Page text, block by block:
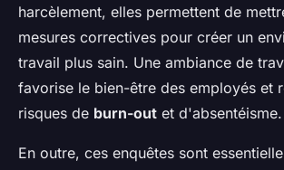
harcèlement, elles permettent de
mesures correctives pour créer un
travail plus sain. Une ambiance de
favorise le bien-être des employés et
risques de burn-out et d'absentéisme.
En outre, ces enquêtes sont